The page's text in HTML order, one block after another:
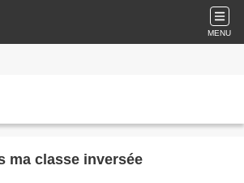
MENU
ma classe inversée